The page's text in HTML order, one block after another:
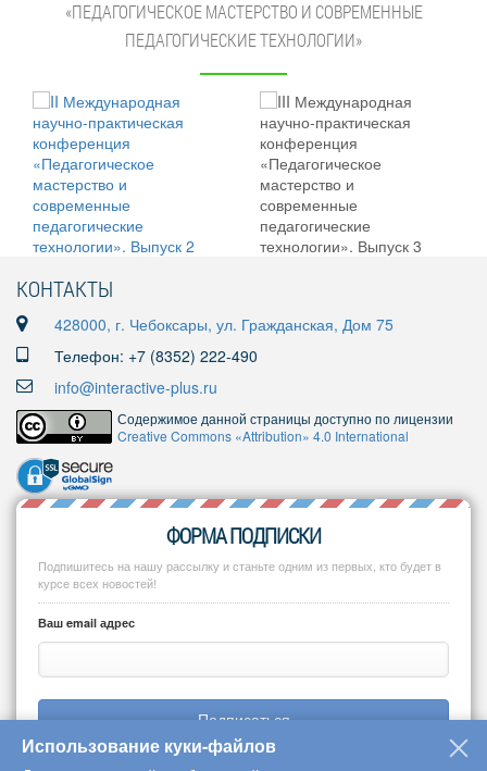
«ПЕДАГОГИЧЕСКОЕ МАСТЕРСТВО И СОВРЕМЕННЫЕ
ПЕДАГОГИЧЕСКИЕ ТЕХНОЛОГИИ»
КОНТАКТЫ
428000, г. Чебоксары, ул. Гражданская, Дом 75
Телефон: +7 (8352) 222-490
info@interactive-plus.ru
Содержимое данной страницы доступно по лицензии
Creative Commons «Attribution» 4.0 International
ФОРМА ПОДПИСКИ
Подпишитесь на нашу рассылку и станьте одним из первых, кто будет в
курсе всех новостей!
Ваш email адрес
Подписаться
Использование куки-файлов